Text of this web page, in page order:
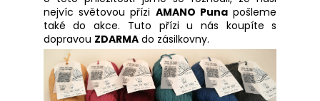
nejvíc světovou přízi AMANO Punapošleme
také do akce. Tuto přízi u nás koupíte s
dopravou ZDARMAdo zásilkovny.